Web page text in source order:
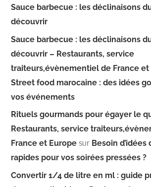
Sauce barbecue : les déclinaisons
découvrir
Sauce barbecue : les déclinaisons
découvrir – Restaurants, service
traiteurs,évènementiel de France et
Street food marocaine : des idées
vos événements
Rituels gourmands pour égayer le
Restaurants, service
France et Europe sur Besoin
rapides pour vos soirées pressées ?
Convertir 1/4 de litre en ml : guide